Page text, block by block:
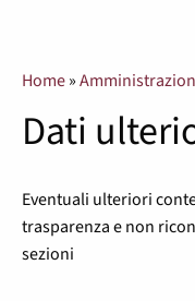
Home»
Dati
Eventuali ulteriori
trasparenza e non
sezioni